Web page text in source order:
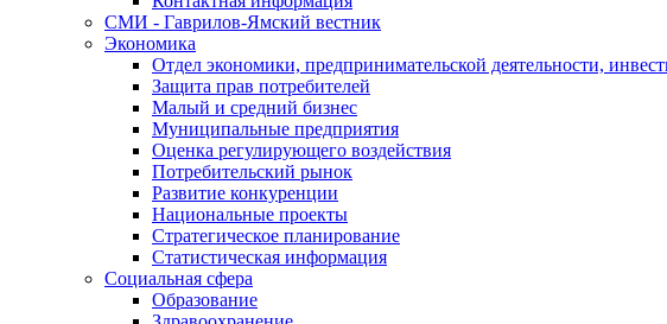
СМИ - Гаврилов-Ямский вестник
Экономика
Отдел экономики, предпринимательской деятельности,
Защита прав потребителей
Малый и средний бизнес
Муниципальные предприятия
Оценка регулирующего воздействия
Потребительский рынок
Развитие конкуренции
Национальные проекты
Стратегическое планирование
Статистическая информация
Социальная сфера
Образование